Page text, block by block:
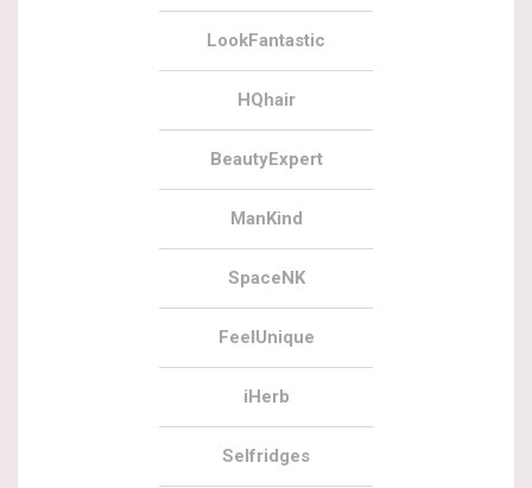
LookFantastic
HQhair
BeautyExpert
ManKind
SpaceNK
FeelUnique
iHerb
Selfridges